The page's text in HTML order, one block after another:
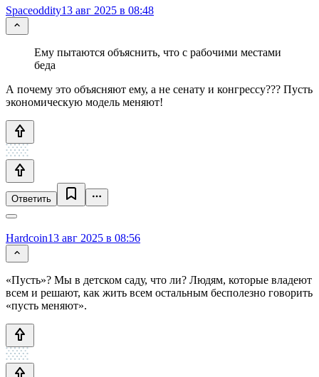
Spaceoddity13 авг 2025 в 08:48
Ему пытаются объяснить, что с рабочими местами
беда
А почему это объясняют ему, а не сенату и конгрессу??? Пусть
экономическую модель меняют!
Ответить
Hardcoin13 авг 2025 в 08:56
«Пусть»? Мы в детском саду, что ли? Людям, которые владеют
всем и решают, как жить всем остальным бесполезно говорить
«пусть меняют».